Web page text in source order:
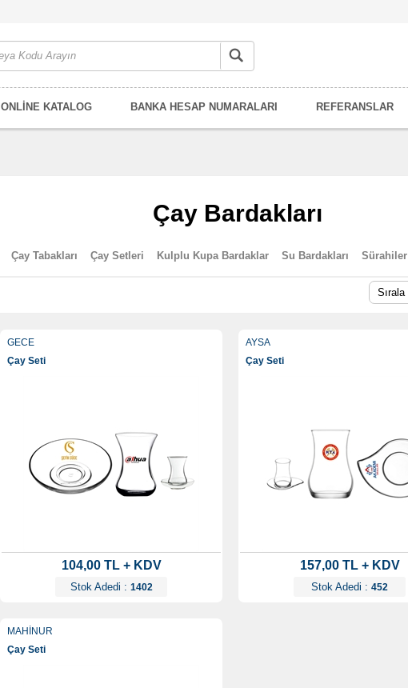
ONLİNE KATALOG BANKA HESAP NUMARALARI REFERANSLAR
Çay Bardakları
Çay Tabakları Çay Setleri Kulplu Kupa Bardaklar Su Bardakları Sürahiler
Sırala
GECE
Çay Seti
104,00 TL + KDV
Stok Adedi : 1402
AYSA
Çay Seti
157,00 TL + KDV
Stok Adedi : 452
MAHİNUR
Çay Seti